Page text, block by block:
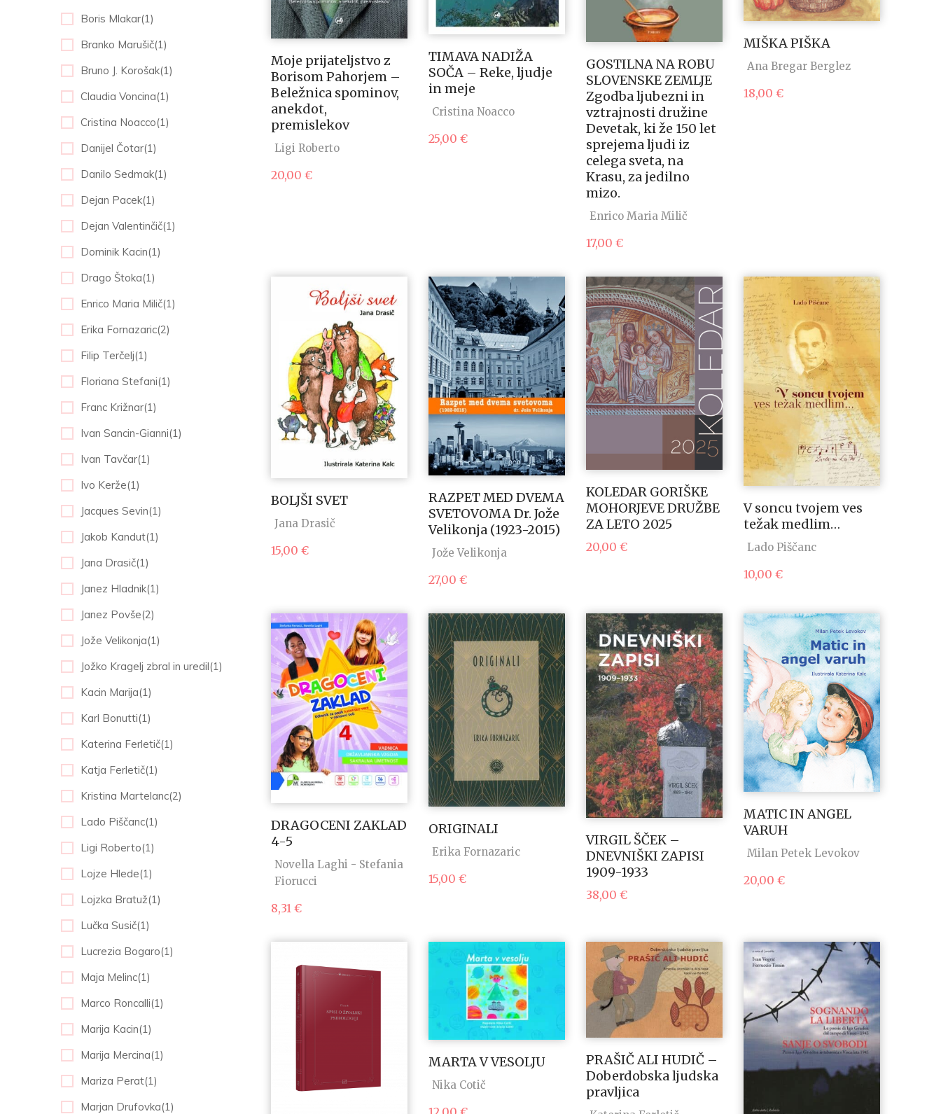
Boris Mlakar(1)
Branko Marušič(1)
Bruno J. Korošak(1)
Claudia Voncina(1)
Cristina Noacco(1)
Danijel Čotar(1)
Danilo Sedmak(1)
Dejan Pacek(1)
Dejan Valentinčič(1)
Dominik Kacin(1)
Drago Štoka(1)
Enrico Maria Milič(1)
Erika Fornazaric(2)
Filip Terčelj(1)
Floriana Stefani(1)
Franc Križnar(1)
Ivan Sancin-Gianni(1)
Ivan Tavčar(1)
Ivo Kerže(1)
Jacques Sevin(1)
Jakob Kandut(1)
Jana Drasič(1)
Janez Hladnik(1)
Janez Povše(2)
Jože Velikonja(1)
Jožko Kragelj zbral in uredil(1)
Kacin Marija(1)
Karl Bonutti(1)
Katerina Ferletič(1)
Katja Ferletič(1)
Kristina Martelanc(2)
Lado Piščanc(1)
Ligi Roberto(1)
Lojze Hlede(1)
Lojzka Bratuž(1)
Lučka Susič(1)
Lucrezia Bogaro(1)
Maja Melinc(1)
Marco Roncalli(1)
Marija Kacin(1)
Marija Mercina(1)
Mariza Perat(1)
Marjan Drufovka(1)
Moje prijateljstvo z
Borisom Pahorjem –
Beležnica spominov,
anekdot,
premislekov
Ligi Roberto
20,00 €
TIMAVA NADIŽA
SOČA – Reke, ljudje
in meje
Cristina Noacco
25,00 €
GOSTILNA NA ROBU
SLOVENSKE ZEMLJE
Zgodba ljubezni in
vztrajnosti družine
Devetak, ki že 150 let
sprejema ljudi iz
celega sveta, na
Krasu, za jedilno
mizo.
Enrico Maria Milič
17,00 €
MIŠKA PIŠKA
Ana Bregar Berglez
18,00 €
BOLJŠI SVET
Jana Drasič
15,00 €
RAZPET MED DVEMA
SVETOVOMA Dr. Jože
Velikonja (1923-2015)
Jože Velikonja
27,00 €
KOLEDAR GORIŠKE
MOHORJEVE DRUŽBE
ZA LETO 2025
20,00 €
V soncu tvojem ves
težak medlim…
Lado Piščanc
10,00 €
DRAGOCENI ZAKLAD
4-5
Novella Laghi - Stefania
Fiorucci
8,31 €
ORIGINALI
Erika Fornazaric
15,00 €
VIRGIL ŠČEK –
DNEVNIŠKI ZAPISI
1909-1933
38,00 €
MATIC IN ANGEL
VARUH
Milan Petek Levokov
20,00 €
MARTA V VESOLJU
Nika Cotič
PRAŠIČ ALI HUDIČ –
Doberdobska ljudska
pravljica